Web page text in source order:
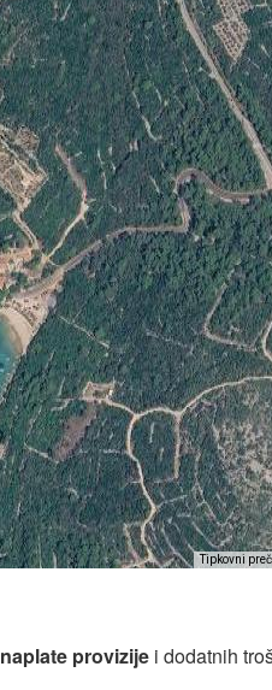
Tipkovni
provizije i dodatnih